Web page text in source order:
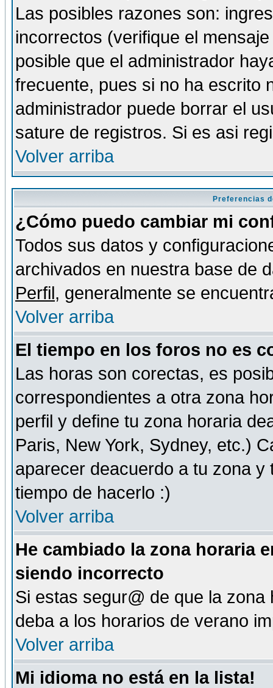
Las posibles razones son:
incorrectos (verifique el
posible que el administrador
frecuente, pues si no ha escrito
administrador puede borrar el
sature de registros. Si es asi
Volver arriba
Preferencias
¿Cómo puedo cambiar mi
Todos sus datos y
archivados en nuestra base de
Perfil, generalmente se
Volver arriba
El tiempo en los foros no es
Las horas son corectas, es
correspondientes a otra zona
perfil y define tu zona horaria
Paris, New York, Sydney, etc.)
aparecer deacuerdo a tu zona
tiempo de hacerlo :)
Volver arriba
He cambiado la zona horaria
siendo incorrecto
Si estas segur@ de que la
deba a los horarios de verano
Volver arriba
Mi idioma no está en la lista!